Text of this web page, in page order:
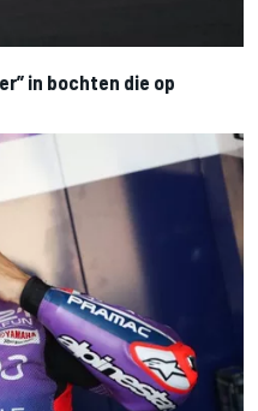
in bochten die op